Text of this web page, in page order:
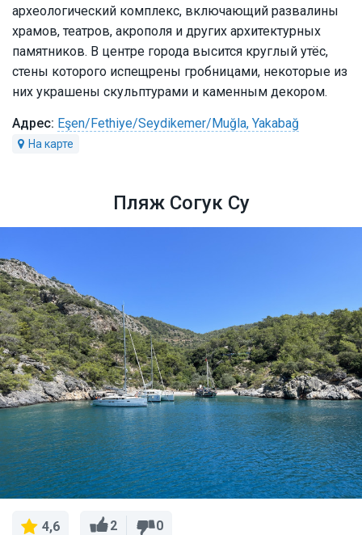
археологический комплекс, включающий развалины
храмов, театров, акрополя и других архитектурных
памятников. В центре города высится круглый утёс,
стены которого испещрены гробницами, некоторые из
них украшены скульптурами и каменным декором.
Eşen/Fethiye/Seydikemer/Muğla, Yakabağ
Пляж Согук Су
4,6 2 0